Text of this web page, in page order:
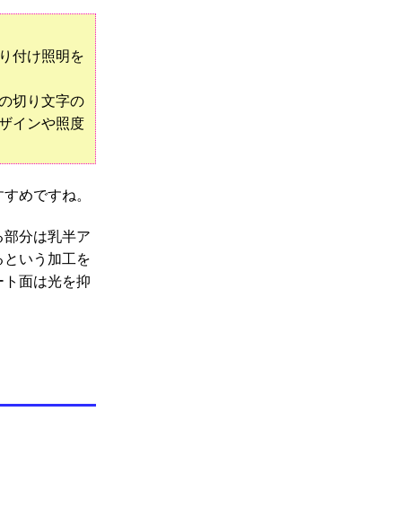
付け照明を
切り文字の
インや照度
めですね。
分は乳半ア
いう加工を
面は光を抑